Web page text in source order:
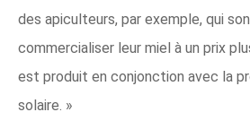
des apiculteurs, par exemple, qui
commercialiser leur miel à un prix
est produit en conjonction avec la
solaire. »